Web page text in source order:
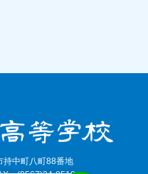
持中町八町88番地